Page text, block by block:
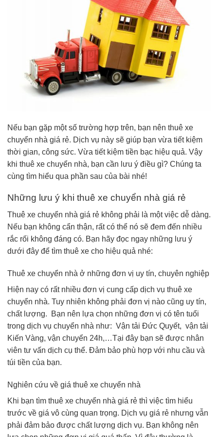
Nếu bạn gặp một số trường hợp trên, bạn nên thuê xe
chuyển nhà giá rẻ. Dịch vụ này sẽ giúp bạn vừa tiết kiệm
thời gian, công sức. Vừa tiết kiệm tiền bạc hiệu quả. Vậy
khi thuê xe chuyển nhà, bạn cần lưu ý điều gì? Chúng ta
cùng tìm hiểu qua phần sau của bài nhé!
Những lưu ý khi thuê xe chuyển nhà giá rẻ
Thuê xe chuyển nhà giá rẻ không phải là một việc dễ dàng.
Nếu bạn không cẩn thận, rất có thể nó sẽ đem đến nhiều
rắc rối không đáng có. Bạn hãy đọc ngay những lưu ý
dưới đây để tìm thuê xe cho hiệu quả nhé:
Thuê xe chuyển nhà ở những đơn vị uy tín, chuyên nghiệp
Hiện nay có rất nhiều đơn vị cung cấp dịch vụ thuê xe
chuyển nhà. Tuy nhiên không phải đơn vị nào cũng uy tín,
chất lượng. Bạn nên lựa chọn những đơn vị có tên tuổi
trong dịch vụ chuyển nhà như: Vận tải Đức Quyết, vận tải
Kiến Vàng, vận chuyển 24h,…Tại đây bạn sẽ được nhân
viên tư vấn dịch cụ thể. Đảm bảo phù hợp với nhu cầu và
túi tiền của bạn.
Nghiên cứu về giá thuê xe chuyển nhà
Khi bạn tìm thuê xe chuyển nhà giá rẻ thì việc tìm hiểu
trước về giá vô cùng quan trọng. Dịch vụ giá rẻ nhưng vẫn
phải đảm bảo được chất lượng dịch vụ. Bạn không nên